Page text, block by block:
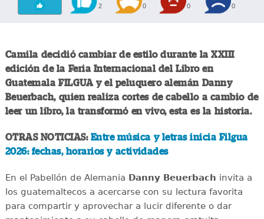
2 0 0 0
Camila decidió cambiar de estilo durante la XXIII
edición de la Feria Internacional del Libro en
Guatemala FILGUA y el peluquero alemán Danny
Beuerbach, quien realiza cortes de cabello a cambio de
leer un libro, la transformó en vivo, esta es la historia.
OTRAS NOTICIAS: Entre música y letras inicia Filgua
2026: fechas, horarios y actividades
En el Pabellón de Alemania Danny Beuerbach invita a
los guatemaltecos a acercarse con su lectura favorita
para compartir y aprovechar a lucir diferente o dar